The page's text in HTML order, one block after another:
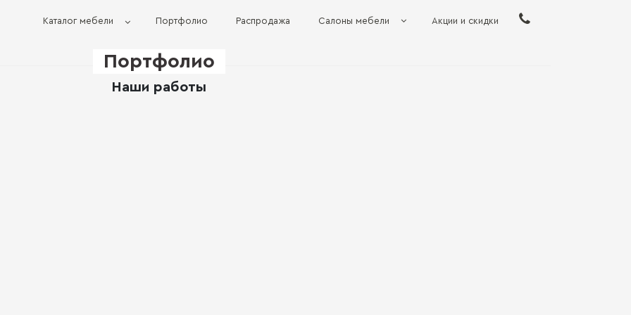
Каталог мебели Портфолио Распродажа Салоны мебели Акции и скидки
Портфолио
Наши работы